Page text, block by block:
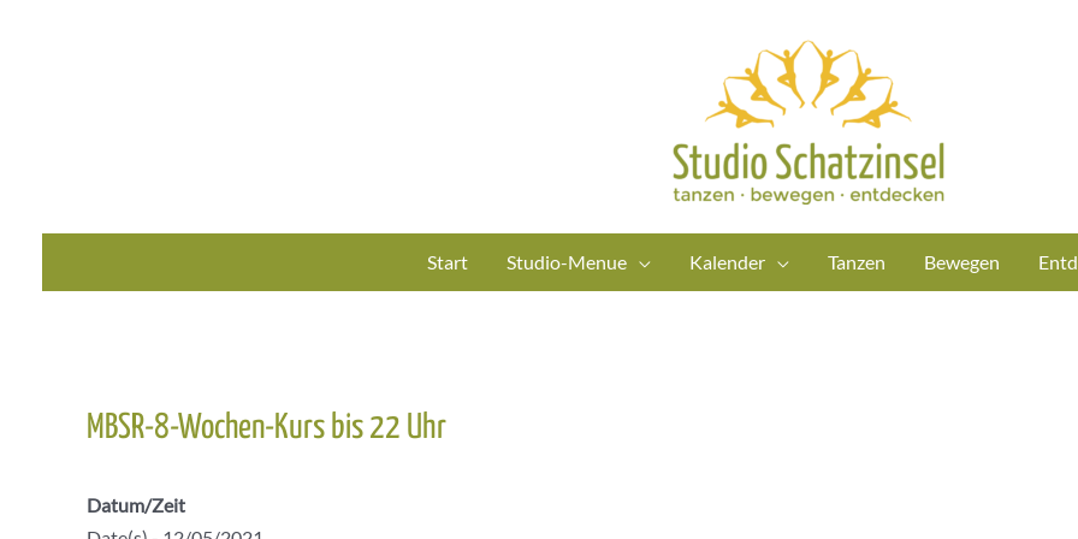
Start Studio-Menue Kalender Tanzen Bewegen
MBSR-8-Wochen-Kurs bis 22 Uhr
Datum/Zeit